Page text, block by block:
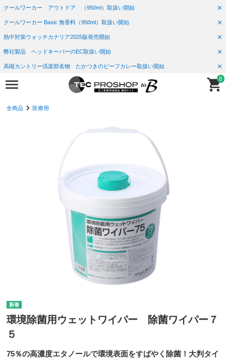
クールワーカー アウトドア （950ml）取扱い開始
クールワーカー Basic 無香料（950ml）取扱い開始
熱中対策ウォッチカナリア2025版発売開始
弊社製品 ヘッドキーパーのEC取扱い開始
高槻カントリー倶楽部名物 たかつきのビーフカレー取扱い開始
0
全商品 医療用
環境除菌用ウェットワイパー 除菌ワイパー７
５
75％の高濃度エタノールで環境表面をすばやく除菌！大判タイ